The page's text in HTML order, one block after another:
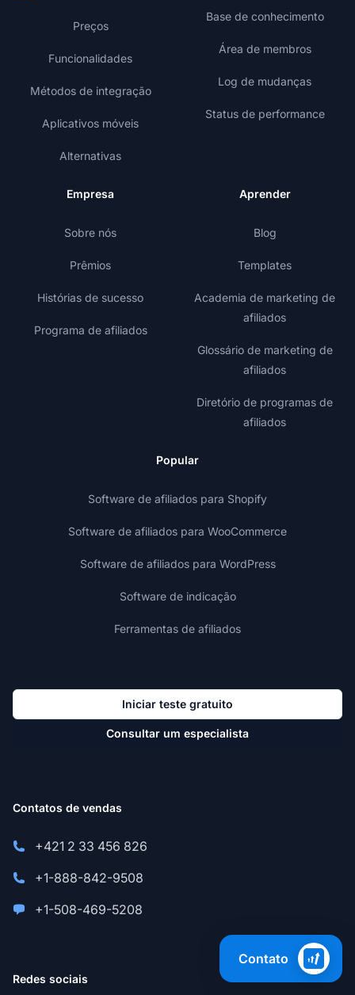
Preços
Funcionalidades
Métodos de integração
Aplicativos móveis
Alternativas
Base de conhecimento
Área de membros
Log de mudanças
Status de performance
Empresa
Sobre nós
Prêmios
Histórias de sucesso
Programa de afiliados
Aprender
Blog
Templates
Academia de marketing de
afiliados
Glossário de marketing de
afiliados
Diretório de programas de
afiliados
Popular
Software de afiliados para Shopify
Software de afiliados para WooCommerce
Software de afiliados para WordPress
Software de indicação
Ferramentas de afiliados
Iniciar teste gratuito
Consultar um especialista
Contatos de vendas
+421 2 33 456 826
+1-888-842-9508
+1-508-469-5208
Redes sociais
Contato